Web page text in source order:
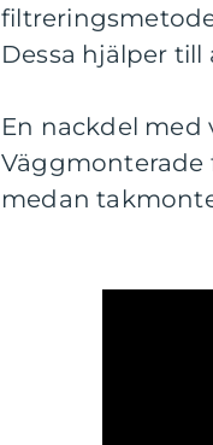
Dessa hjälper
En nackdel med
Väggmonterade
medan